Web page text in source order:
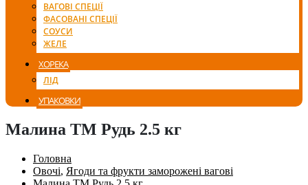
ВАГОВІ СПЕЦІЇ
ФАСОВАНІ СПЕЦІЇ
СОУСИ
ЖЕЛЕ
ХОРЕКА
ЛІД
УПАКОВКИ
Малина ТМ Рудь 2.5 кг
Головна
Овочі, Ягоди та фрукти заморожені вагові